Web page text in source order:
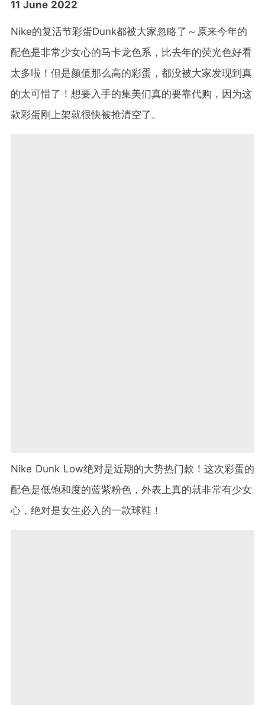
11 June 2022
Nike的复活节彩蛋Dunk都被大家忽略了～原来今年的
配色是非常少女心的马卡龙色系，比去年的荧光色好看
太多啦！但是颜值那么高的彩蛋，都没被大家发现到真
的太可惜了！想要入手的集美们真的要靠代购，因为这
款彩蛋刚上架就很快被抢清空了。
Nike Dunk Low绝对是近期的大势热门款！这次彩蛋的
配色是低饱和度的蓝紫粉色，外表上真的就非常有少女
心，绝对是女生必入的一款球鞋！